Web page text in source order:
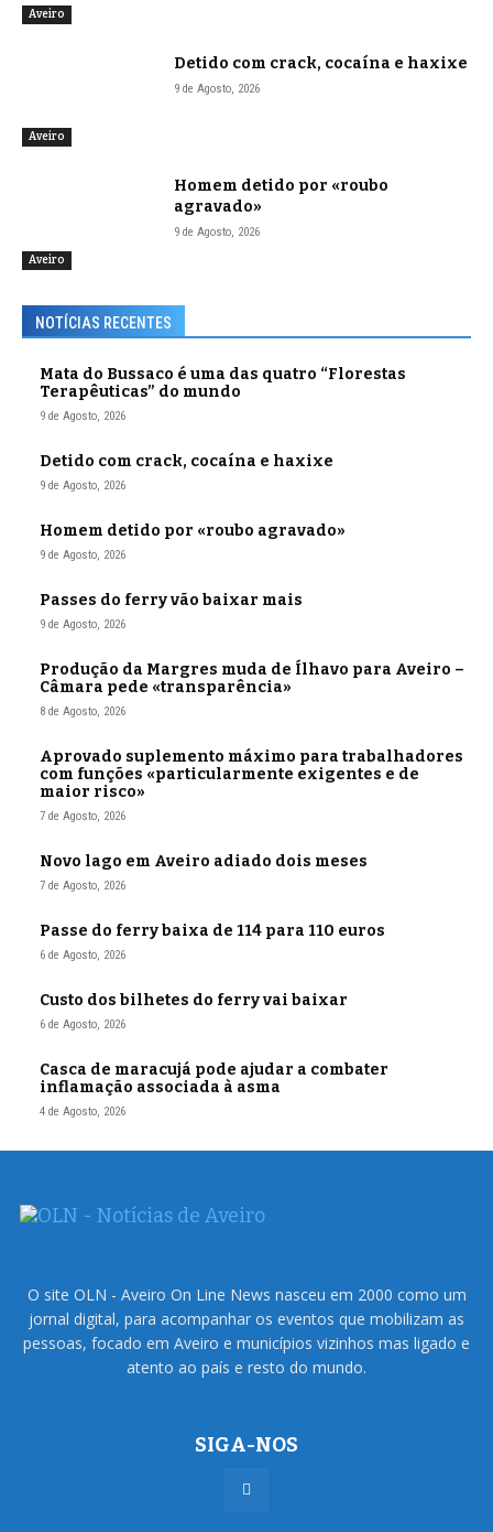
Aveiro
Aveiro
Detido com crack, cocaína e haxixe
9 de Agosto, 2026
Aveiro
Homem detido por «roubo
agravado»
9 de Agosto, 2026
NOTÍCIAS RECENTES
Mata do Bussaco é uma das quatro “Florestas
Terapêuticas” do mundo
9 de Agosto, 2026
Detido com crack, cocaína e haxixe
9 de Agosto, 2026
Homem detido por «roubo agravado»
9 de Agosto, 2026
Passes do ferry vão baixar mais
9 de Agosto, 2026
Produção da Margres muda de Ílhavo para Aveiro –
Câmara pede «transparência»
8 de Agosto, 2026
Aprovado suplemento máximo para trabalhadores
com funções «particularmente exigentes e de
maior risco»
7 de Agosto, 2026
Novo lago em Aveiro adiado dois meses
7 de Agosto, 2026
Passe do ferry baixa de 114 para 110 euros
6 de Agosto, 2026
Custo dos bilhetes do ferry vai baixar
6 de Agosto, 2026
Casca de maracujá pode ajudar a combater
inflamação associada à asma
4 de Agosto, 2026
O site OLN - Aveiro On Line News nasceu em 2000 como um
jornal digital, para acompanhar os eventos que mobilizam as
pessoas, focado em Aveiro e municípios vizinhos mas ligado e
atento ao país e resto do mundo.
SIGA-NOS